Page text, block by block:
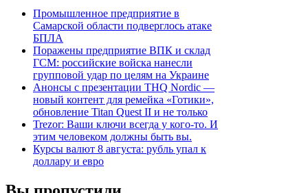
Промышленное предприятие в
Самарской области подверглось атаке
БПЛА
Поражены предприятие ВПК и склад
ГСМ: российские войска нанесли
групповой удар по целям на Украине
Анонсы с презентации THQ Nordic —
новый контент для ремейка «Готики»,
обновление Titan Quest II и не только
Trezor: Ваши ключи всегда у кого-то. И
этим человеком должны быть вы.
Курсы валют 8 августа: рубль упал к
доллару и евро